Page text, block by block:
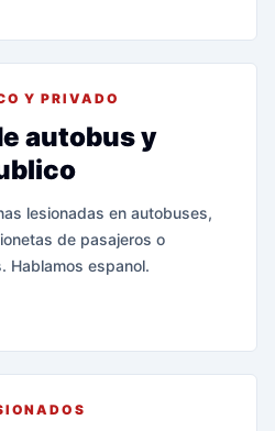
Y PRIVADO
autobus y
lesionadas en autobuses,
de pasajeros o
Hablamos espanol.